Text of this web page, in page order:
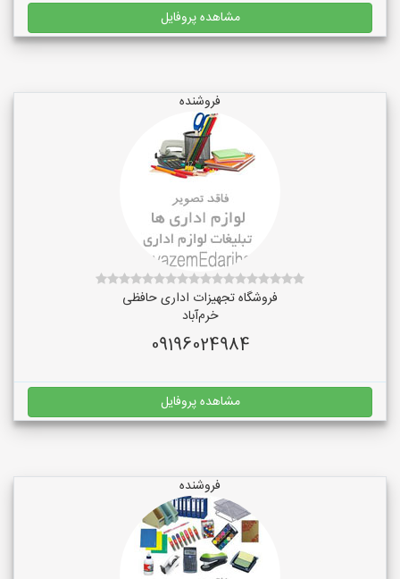
مشاهده پروفایل
فروشنده
فروشگاه تجهیزات اداری حافظی
خرم‌آباد
09196024984
مشاهده پروفایل
فروشنده